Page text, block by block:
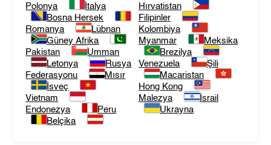
Polonya
İtalya
Bosna Hersek
Romanya
Lübnan
Güney Afrika
Pakistan
Umman
Letonya
Rusya
Federasyonu
Mısır
İsveç
Vietnam
Endonezya
Peru
Belçika
Hırvatistan
Filipinler
Kolombiya
Myanmar
Meksika
Brezilya
Venezuela
Şili
Macaristan
Hong Kong
Malezya
İsrail
Ukrayna